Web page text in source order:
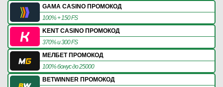
GAMA CASINO ПРОМОКОД
100% + 150 FS
KENT CASINO ПРОМОКОД
370% и 300 FS
МЕЛБЕТ ПРОМОКОД
100% бонус до 25000
BETWINNER ПРОМОКОД